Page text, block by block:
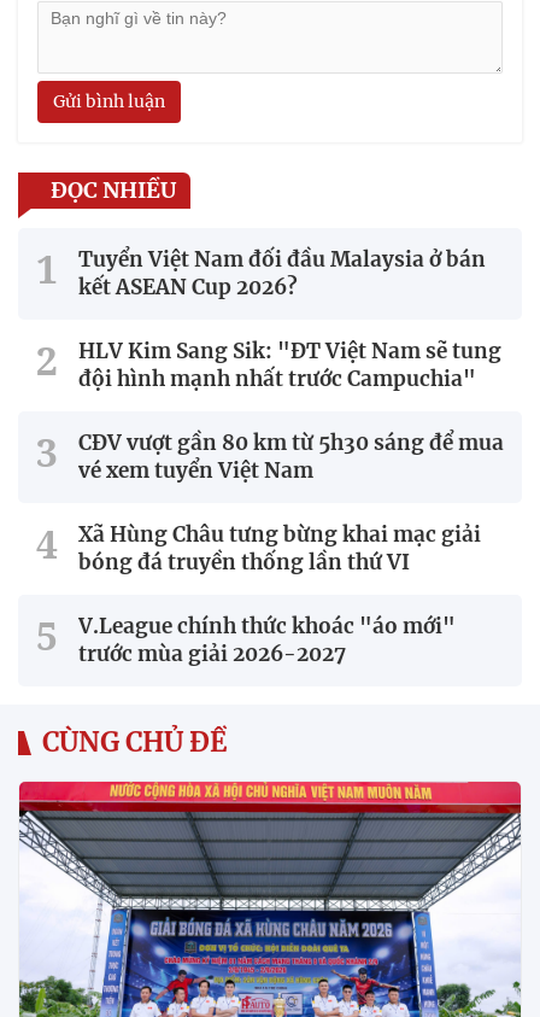
Gửi bình luận
ĐỌC NHIỀU
Tuyển Việt Nam đối đầu Malaysia ở bán
kết ASEAN Cup 2026?
HLV Kim Sang Sik: "ĐT Việt Nam sẽ tung
đội hình mạnh nhất trước Campuchia"
CĐV vượt gần 80 km từ 5h30 sáng để mua
vé xem tuyển Việt Nam
Xã Hùng Châu tưng bừng khai mạc giải
bóng đá truyền thống lần thứ VI
V.League chính thức khoác "áo mới"
trước mùa giải 2026-2027
CÙNG CHỦ ĐỀ